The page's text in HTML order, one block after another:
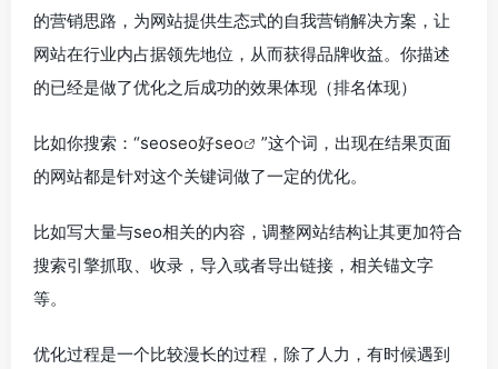
的营销思路，为网站提供生态式的自我营销解决方案，让
网站在行业内占据领先地位，从而获得品牌收益。你描述
的已经是做了优化之后成功的效果体现（排名体现）
比如你搜索：“seoseo好seo
”这个词，出现在结果页面
的网站都是针对这个关键词做了一定的优化。
比如写大量与seo相关的内容，调整网站结构让其更加符合
搜索引擎抓取、收录，导入或者导出链接，相关锚文字
等。
优化过程是一个比较漫长的过程，除了人力，有时候遇到